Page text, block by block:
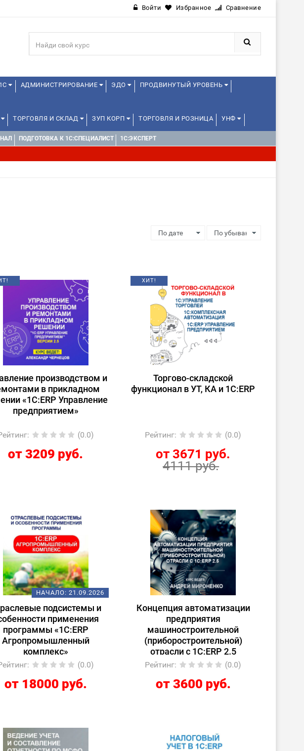
Войти Избранное Сравнение
АДМИНИСТРИРОВАНИЕ ЭДО ПРОДВИНУТЫЙ УРОВЕНЬ
ТОРГОВЛЯ И СКЛАД ЗУП КОРП ТОРГОВЛЯ И РОЗНИЦА УНФ
И ANDROID
ПОДГОТОВКА К 1C:СПЕЦИАЛИСТ 1С:ЭКСПЕРТ
производством и
в прикладном
«1С:ERP Управление
предприятием»
: (0.0)
от 3209 руб.
ХИТ!
Торгово-складской
функционал в УТ, КА и 1С:ERP
Рейтинг: (0.0)
от 3671 руб.
4111 руб.
НАЧАЛО: 21.09.2026
подсистемы и
применения
программы «1С:ERP
Агропромышленный
комплекс»
: (0.0)
от 18000 руб.
Концепция автоматизации
предприятия
машиностроительной
(приборостроительной)
отрасли с 1С:ERP 2.5
Рейтинг: (0.0)
от 3600 руб.